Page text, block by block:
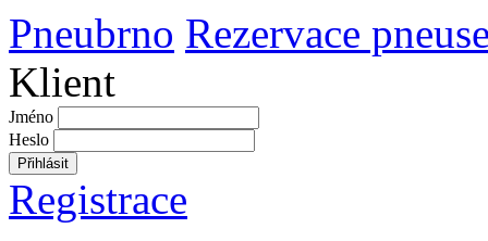
Pneubrno Rezervace
Klient
Jméno
Heslo
Přihlásit
Registrace